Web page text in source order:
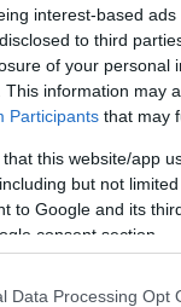
interest-based
to third
of your personal
This information may
Participants that may
that this website/app
but not
to Google and its
consent section.
Data Processing Opt